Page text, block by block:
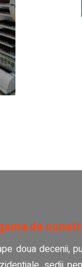
de
doua decenii,